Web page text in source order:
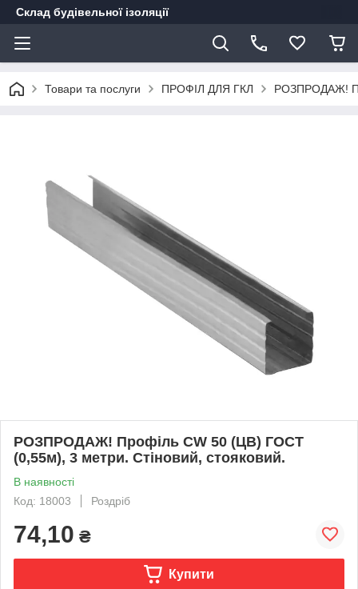
Склад будівельної ізоляції
Товари та послуги ПРОФІЛ ДЛЯ ГКЛ РОЗПРОДАЖ!
РОЗПРОДАЖ! Профіль CW 50 (ЦВ) ГОСТ
(0,55м), 3 метри. Стіновий, стояковий.
В наявності
Код: 18003
Роздріб
74,10 ₴
Купити